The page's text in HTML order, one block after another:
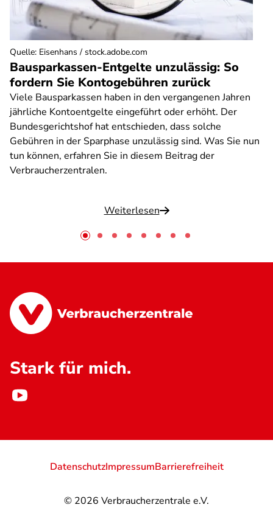
Bausparkassen-Entgelte unzulässig: So
fordern Sie Kontogebühren zurück
Viele Bausparkassen haben in den vergangenen Jahren
jährliche Kontoentgelte eingeführt oder erhöht. Der
Bundesgerichtshof hat entschieden, dass solche
Gebühren in der Sparphase unzulässig sind. Was Sie nun
tun können, erfahren Sie in diesem Beitrag der
Verbraucherzentralen.
Weiterlesen
Quelle: Eisenhans / stock.adobe.com
Stark für mich.
© 2026 Verbraucherzentrale e.V.
DatenschutzImpressumBarrierefreiheit